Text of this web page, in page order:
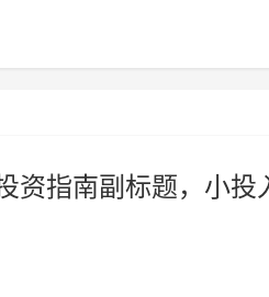
资指南副标题，小投